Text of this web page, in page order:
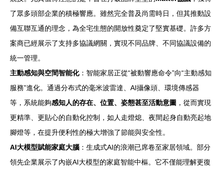
了眾多頭部企業的積極響應。雖然完全普及尚需時日，但其推動設
備互聯互通的理念，為全宅生態的開放性奠定了堅實基礎。許多方
案商已經展示了支持多協議網關，實現不同品牌、不同協議設備的
統一管理。
主動感知與空間智能化：智能家居正從“被動響應命令”向“主動感知
服務”進化。通過分布式的毫米波雷達、AI攝像頭、環境傳感器
等，系統能夠感知人的存在、位置、姿態甚至活動意圖 ，從而實現
更精準、更貼心的自動化控制，如人走燈熄、夜間起身自動亮起地
腳燈等，在提升便利性的極大增強了節能與安全性。
AI大模型賦能家庭大腦 ：生成式AI的浪潮已席卷至家居領域。部分
領先企業展示了內嵌AI大模型的家庭智能中樞。它不僅能理解更復